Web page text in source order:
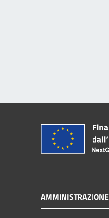
AMMINISTRAZIONE